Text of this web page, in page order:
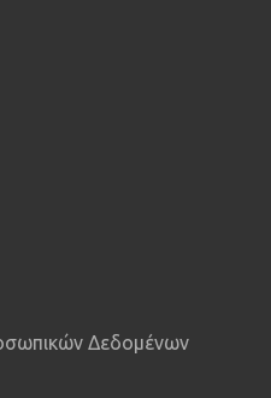
Δεδομένων